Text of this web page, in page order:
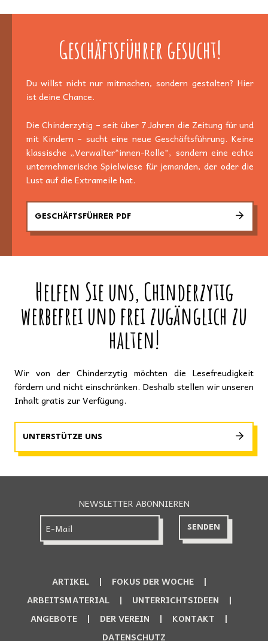
Geschäftsführer gesucht!
Du willst nicht nur mitmachen, sondern gestalten? Hier
ist deine Chance.
Die Chinderzytig – seit über 7 Jahren die Zeitung für und
mit Kindern – sucht eine neue Geschäftsführung. Keine
klassische „Verwalter*innen-Rolle", sondern eine echte
unternehmerische Spielwiese für jemanden, der oder die
Lust auf die Extrameile hat.
GESCHÄFTSFÜHRER PDF
Helfen Sie uns, Chinderzytig
werbefrei und frei zugänglich zu
halten!
Wir von der Chinderzytig möchten die Lesefreudigkeit
fördern und nicht einschränken. Deshalb stellen wir unseren
Inhalt gratis zur Verfügung.
UNTERSTÜTZE UNS
NEWSLETTER ABONNIEREN
ARTIKEL
FOKUS DER WOCHE
ARBEITSMATERIAL
UNTERRICHTSIDEEN
ANGEBOTE
DER VEREIN
KONTAKT
DATENSCHUTZ